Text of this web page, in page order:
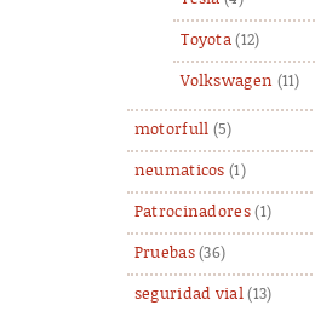
Toyota (12)
Volkswagen (11)
motorfull (5)
neumaticos (1)
Patrocinadores(1)
Pruebas(36)
seguridad vial(13)